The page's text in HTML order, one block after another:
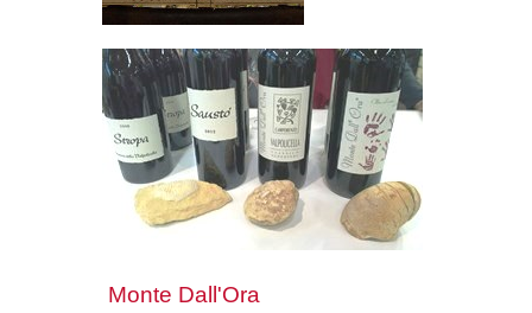
Monte Dall'Ora